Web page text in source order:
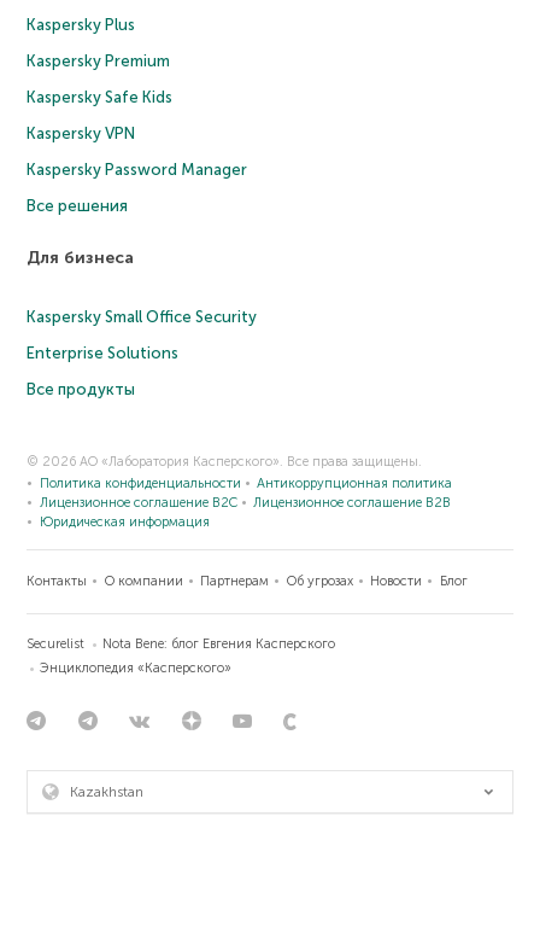
Kaspersky Plus
Kaspersky Premium
Kaspersky Safe Kids
Kaspersky VPN
Kaspersky Password Manager
Все решения
Для бизнеса
Kaspersky Small Office Security
Enterprise Solutions
Все продукты
© 2026 АО «Лаборатория Касперского». Все права защищены.
Политика конфиденциальности
Антикоррупционная политика
Лицензионное соглашение B2C
Лицензионное соглашение B2B
Юридическая информация
Контакты О компании Партнерам Об угрозах Новости Блог
Securelist
Nota Bene: блог Евгения Касперского
Энциклопедия «Касперского»
Kazakhstan